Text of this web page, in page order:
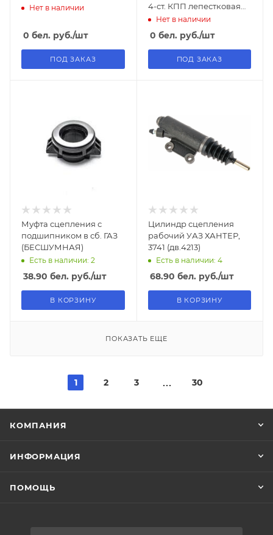
Нет в наличии
0 бел. руб./шт
ПОД ЗАКАЗ
4-ст. КПП лепестковая
корзина сцепления,
вилка с/о (подш.986710)
Нет в наличии
0 бел. руб./шт
ПОД ЗАКАЗ
Муфта сцепления с
подшипником в сб. ГАЗ
(БЕСШУМНАЯ)
Есть в наличии: 2
38.90 бел. руб./шт
В КОРЗИНУ
Цилиндр сцепления
рабочий УАЗ ХАНТЕР,
3741 (дв.4213)
Есть в наличии: 4
68.90 бел. руб./шт
В КОРЗИНУ
ПОКАЗАТЬ ЕЩЕ
1 2 3 30
КОМПАНИЯ
ИНФОРМАЦИЯ
ПОМОЩЬ